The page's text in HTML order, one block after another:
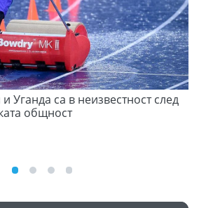
Уганда са в неизвестност след
общност